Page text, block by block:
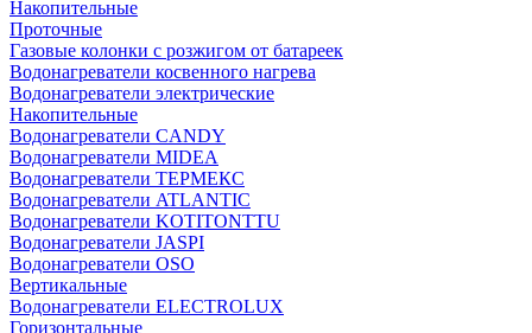
Накопительные
Проточные
Газовые колонки с розжигом от батареек
Водонагреватели косвенного нагрева
Водонагреватели электрические
Накопительные
Водонагреватели CANDY
Водонагреватели MIDEA
Водонагреватели ТЕРМЕКС
Водонагреватели ATLANTIC
Водонагреватели KOTITONTTU
Водонагреватели JASPI
Водонагреватели OSO
Вертикальные
Водонагреватели ELECTROLUX
Горизонтальные